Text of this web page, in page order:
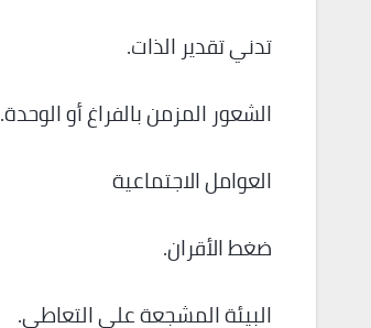
تدني تقدير الذات.
الشعور المزمن بالفراغ أو الوحدة.
العوامل الاجتماعية
ضغط الأقران.
البيئة المشجعة على التعاطي.